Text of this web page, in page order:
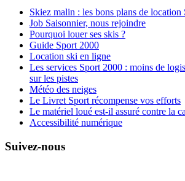
Skiez malin : les bons plans de location
Job Saisonnier, nous rejoindre
Pourquoi louer ses skis ?
Guide Sport 2000
Location ski en ligne
Les services Sport 2000 : moins de
sur les pistes
Météo des neiges
Le Livret Sport récompense vos efforts
Le matériel loué est-il assuré contre la
Accessibilité numérique
Suivez-nous